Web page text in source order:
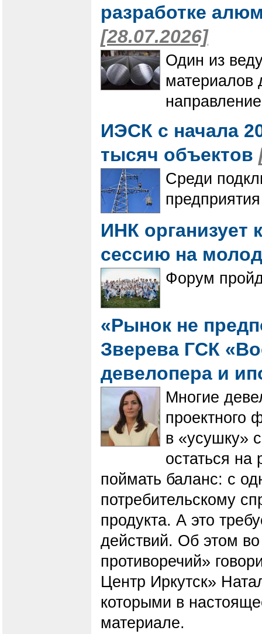
разработке
[28.07.2026]
Один из
материалов
ИЭСК с начала
тысяч объектов
Среди
ИНК организует
сессию на
Форум
«Рынок не
Зверева ГСК
девелопера и
Многие
проектного
в «усушку»
остаться
поймать баланс: с
потребительскому
продукта. А это
действий. Об этом
противоречий»
Центр Иркутск»
которыми в
материале.